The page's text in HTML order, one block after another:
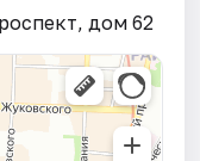
дом 62